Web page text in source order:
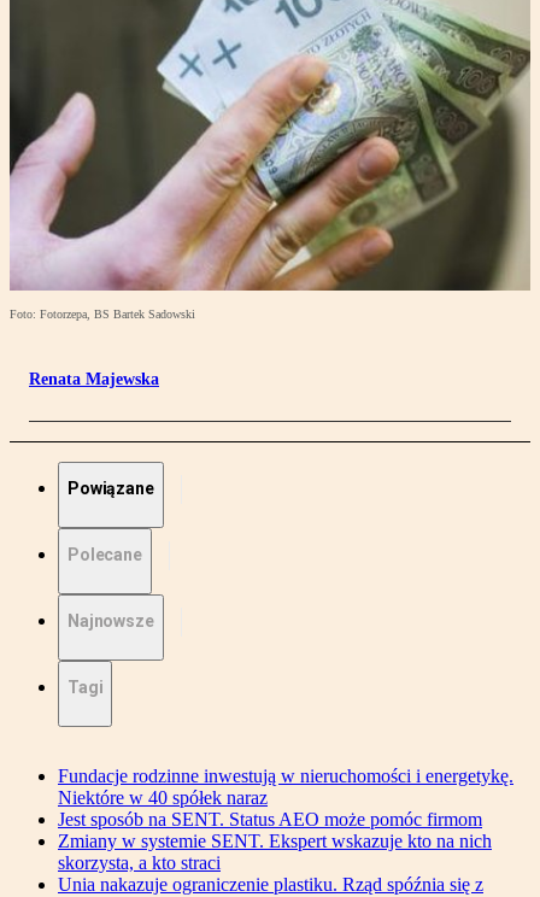
Foto: Fotorzepa, BS Bartek Sadowski
Renata Majewska
Powiązane
Polecane
Najnowsze
Tagi
Fundacje rodzinne inwestują w nieruchomości i energetykę.
Niektóre w 40 spółek naraz
Jest sposób na SENT. Status AEO może pomóc firmom
Zmiany w systemie SENT. Ekspert wskazuje kto na nich
skorzysta, a kto straci
Unia nakazuje ograniczenie plastiku. Rząd spóźnia się z